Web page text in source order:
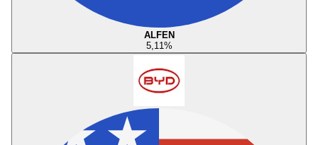
ALFEN
5,11%